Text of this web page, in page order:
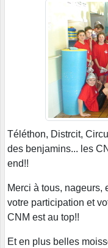
Téléthon, Distrcit,
des benjamins... les
end!!
Merci à tous, nageurs,
votre participation et
CNM est au top!!
Et en plus belles